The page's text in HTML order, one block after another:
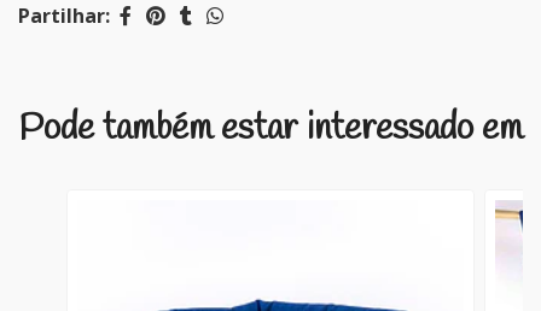
Partilhar:
Pode também estar interessado em